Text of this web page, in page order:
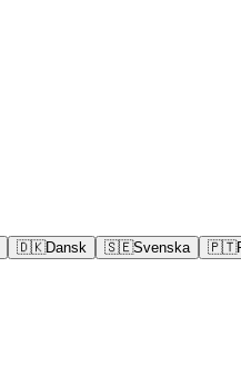
🇩🇰Dansk 🇸🇪Svenska 🇵🇹